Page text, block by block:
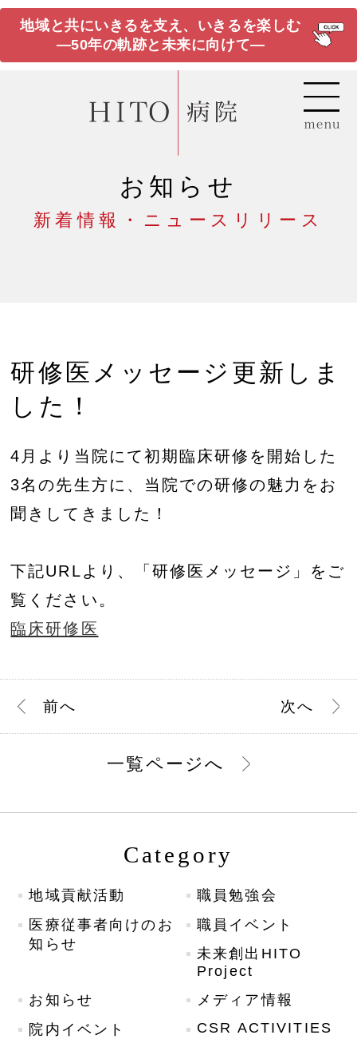
地域と共にいきるを支え、いきるを楽しむ
―50年の軌跡と未来に向けて―
お知らせ
新着情報・ニュースリリース
研修医メッセージ更新しま
した！
4月より当院にて初期臨床研修を開始した
3名の先生方に、当院での研修の魅力をお
聞きしてきました！
下記URLより、「研修医メッセージ」をご
覧ください。
臨床研修医
前へ 次へ
一覧ページへ
Category
地域貢献活動
職員勉強会
医療従事者向けのお
知らせ
職員イベント
未来創出HITO
Project
お知らせ
メディア情報
院内イベント
CSR ACTIVITIES